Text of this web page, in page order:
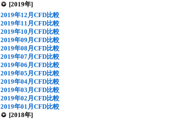
[2019年]
2019年12月CFD比較
2019年11月CFD比較
2019年10月CFD比較
2019年09月CFD比較
2019年08月CFD比較
2019年07月CFD比較
2019年06月CFD比較
2019年05月CFD比較
2019年04月CFD比較
2019年03月CFD比較
2019年02月CFD比較
2019年01月CFD比較
[2018年]